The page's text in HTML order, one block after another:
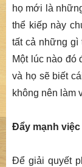
họ mới là
thể kiếp này
tất cả những
Một lúc nào đó
và họ sẽ biết
không nên làm
Đẩy mạnh
Để giải quyết